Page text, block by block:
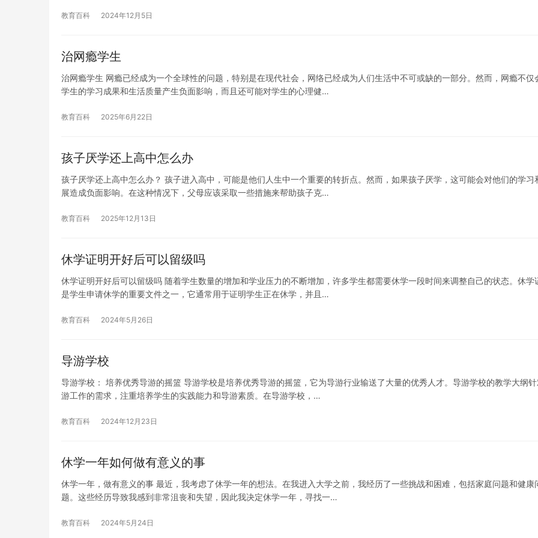
教育百科 2024年12月5日
治网瘾学生
治网瘾学生 网瘾已经成为一个全球性的问题，特别是在现代社会，网络已经成为人们生活中不可或缺的一部分。然而，网瘾不仅
学生的学习成果和生活质量产生负面影响，而且还可能对学生的心理健…
教育百科 2025年6月22日
孩子厌学还上高中怎么办
孩子厌学还上高中怎么办？ 孩子进入高中，可能是他们人生中一个重要的转折点。然而，如果孩子厌学，这可能会对他们的学习
展造成负面影响。在这种情况下，父母应该采取一些措施来帮助孩子克…
教育百科 2025年12月13日
休学证明开好后可以留级吗
休学证明开好后可以留级吗 随着学生数量的增加和学业压力的不断增加，许多学生都需要休学一段时间来调整自己的状态。休学
是学生申请休学的重要文件之一，它通常用于证明学生正在休学，并且…
教育百科 2024年5月26日
导游学校
导游学校： 培养优秀导游的摇篮 导游学校是培养优秀导游的摇篮，它为导游行业输送了大量的优秀人才。导游学校的教学大纲
游工作的需求，注重培养学生的实践能力和导游素质。在导游学校，…
教育百科 2024年12月23日
休学一年如何做有意义的事
休学一年，做有意义的事 最近，我考虑了休学一年的想法。在我进入大学之前，我经历了一些挑战和困难，包括家庭问题和健康
题。这些经历导致我感到非常沮丧和失望，因此我决定休学一年，寻找一…
教育百科 2024年5月24日